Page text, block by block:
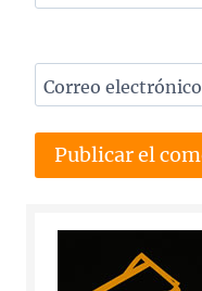
Correo electrónico